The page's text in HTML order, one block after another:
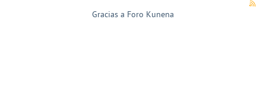
Gracias a Foro Kunena